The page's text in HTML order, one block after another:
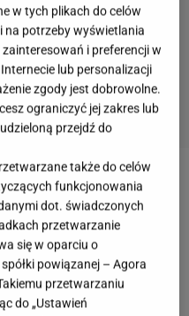
że piękne i zdrowe
ale również osiągalną
produktów do
popularność ze
kontekście ochrony i
w tych plikach do celów
na potrzeby wyświetlania
i preferencji w
lub personalizacji
zgody jest dobrowolne.
ograniczyć jej zakres lub
przejdź do
także do celów
funkcjonowania
dot. świadczonych
przetwarzanie
się w oparciu o
powiązanej – Agora
przetwarzaniu
do „Ustawień